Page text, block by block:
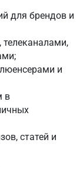
для брендов и
и
в
статей и